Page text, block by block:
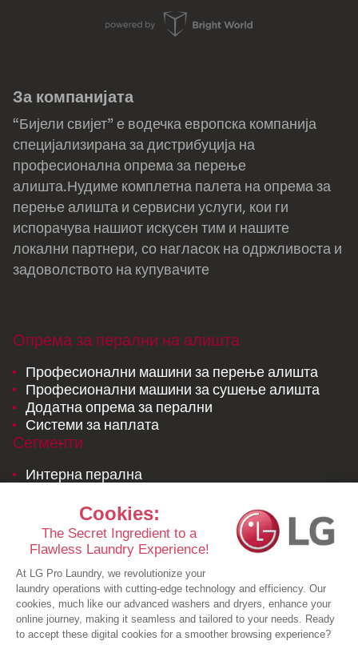
За компанијата
“Бијели свијет” е водечка европска компанија
специјализирана за дистрибуција на
професионална опрема за перење
алишта.Нудиме комплетна палета на опрема за
перење алишта и сервисни услуги, кои ги
испорачува нашиот искусен тим и нашите
локални партнери, со нагласок на одржливоста и
задоволството на купувачите
Опрема за перални на алишта
Професионални машини за перење алишта
Професионални машини за сушење алишта
Додатна опрема за перални
Системи за наплата
Сегменти
Интерна перална
LG лиценцирана перална на алишта и
постелнини
Ресурси
Студии на случај
Брошури
Новости
Побарајте понуда